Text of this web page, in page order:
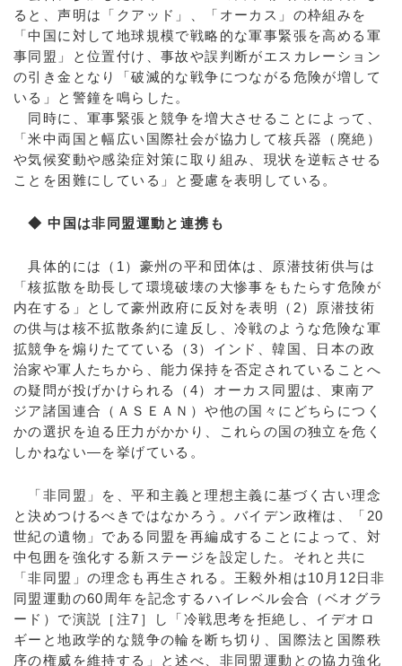
ると、声明は「クアッド」、「オーカス」の枠組みを
「中国に対して地球規模で戦略的な軍事緊張を高める軍
事同盟」と位置付け、事故や誤判断がエスカレーション
の引き金となり「破滅的な戦争につながる危険が増して
いる」と警鐘を鳴らした。
同時に、軍事緊張と競争を増大させることによって、
「米中両国と幅広い国際社会が協力して核兵器（廃絶）
や気候変動や感染症対策に取り組み、現状を逆転させる
ことを困難にしている」と憂慮を表明している。
◆ 中国は非同盟運動と連携も
具体的には（1）豪州の平和団体は、原潜技術供与は
「核拡散を助長して環境破壊の大惨事をもたらす危険が
内在する」として豪州政府に反対を表明（2）原潜技術
の供与は核不拡散条約に違反し、冷戦のような危険な軍
拡競争を煽りたてている（3）インド、韓国、日本の政
治家や軍人たちから、能力保持を否定されていることへ
の疑問が投げかけられる（4）オーカス同盟は、東南ア
ジア諸国連合（ＡＳＥＡＮ）や他の国々にどちらにつく
かの選択を迫る圧力がかかり、これらの国の独立を危く
しかねない―を挙げている。
「非同盟」を、平和主義と理想主義に基づく古い理念
と決めつけるべきではなかろう。バイデン政権は、「20
世紀の遺物」である同盟を再編成することによって、対
中包囲を強化する新ステージを設定した。それと共に
「非同盟」の理念も再生される。王毅外相は10月12日非
同盟運動の60周年を記念するハイレベル会合（ベオグラ
ード）で演説［注7］し「冷戦思考を拒絶し、イデオロ
ギーと地政学的な競争の輪を断ち切り、国際法と国際秩
序の権威を維持する」と述べ、非同盟運動との協力強化